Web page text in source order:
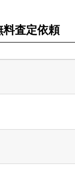
料査定依頼